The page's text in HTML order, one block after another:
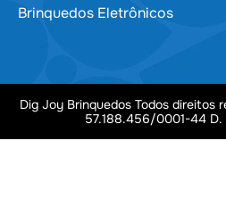
Brinquedos Eletrônicos
Dig Joy Brinquedos Todos direitos
57.188.456/0001-44 D.